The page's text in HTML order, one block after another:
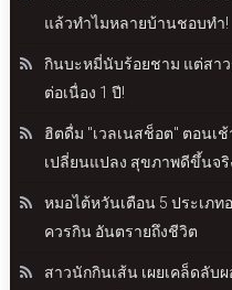
แล้วทำไมหลายบ้านชอบทำ!
กินบะหมี่นับร้อยชาม แต่สา
ต่อเนื่อง 1 ปี!
ฮิตดื่ม "เวลเนสช็อต" ตอนเ
เปลี่ยนแปลง สุขภาพดีขึ้นจริ
หมอไต้หวันเตือน 5 ประเภ
ควรกิน อันตรายถึงชีวิต
สาวนักกินเส้น เผยเคล็ดลับ